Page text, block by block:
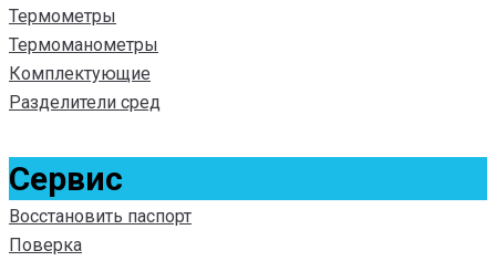
Термометры
Термоманометры
Комплектующие
Разделители сред
Сервис
Восстановить паспорт
Поверка